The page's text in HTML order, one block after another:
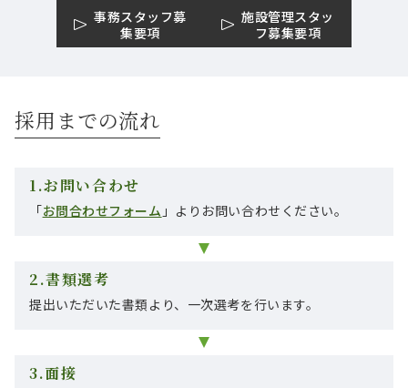
事務スタッフ募
集要項
施設管理スタッ
フ募集要項
採用までの流れ
1.お問い合わせ
「お問合わせフォーム 」よりお問い合わせください。
2.書類選考
提出いただいた書類より、一次選考を行います。
3.面接